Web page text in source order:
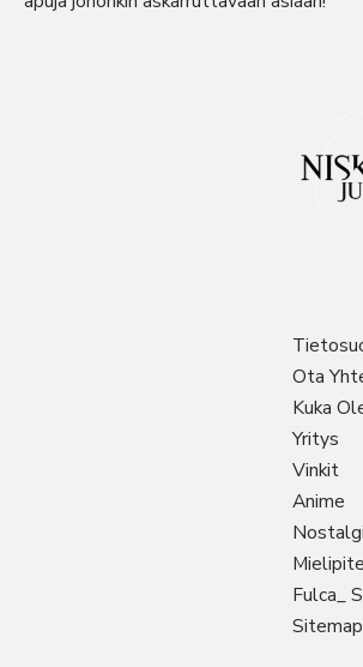
Ota
Kuka
Yritys
Vinkit
Anime
Fulca_
Sitemap